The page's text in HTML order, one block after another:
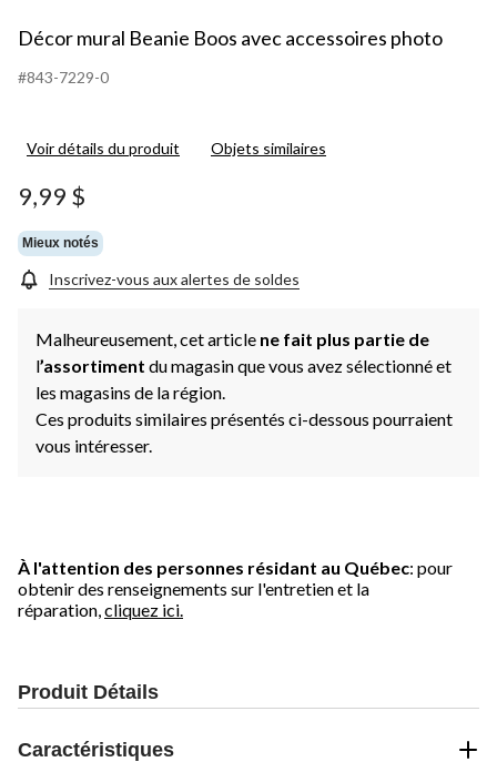
Décor mural Beanie Boos avec accessoires photo
#843-7229-0
Voir détails du produit Objets similaires
9,99 $
Mieux notés
Inscrivez-vous aux alertes de soldes
Malheureusement, cet article ne fait plus partie de
l’assortiment du magasin que vous avez sélectionné et
les magasins de la région.
Ces produits similaires présentés ci-dessous pourraient
vous intéresser.
À l'attention des personnes résidant au Québec: pour
obtenir des renseignements sur l'entretien et la
réparation, cliquez ici.
Produit Détails
Caractéristiques